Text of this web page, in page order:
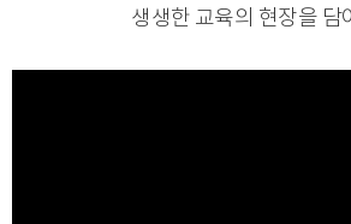
생생한 교육의 현장을 담